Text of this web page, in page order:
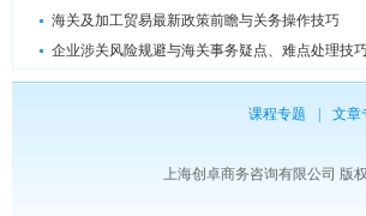
海关及加工贸易最新政策前瞻与关务操作技巧
企业涉关风险规避与海关事务疑点、难点处理技
课程专题 文章
上海创卓商务咨询有限公司 版权